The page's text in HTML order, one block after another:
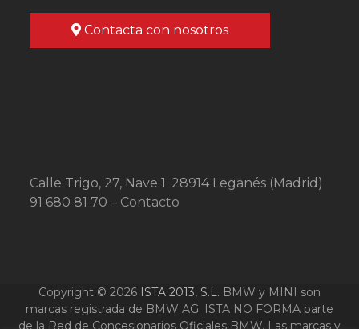
Contacta con nosotros
Calle Trigo, 27, Nave 1. 28914 Leganés (Madrid)
91 680 81 70 – Contacto
Copyright © 2026 ISTA 2013, S.L. BMW y MINI son
marcas registrada de BMW AG. ISTA NO FORMA parte
de la Red de Concesionarios Oficiales BMW. Las marcas y